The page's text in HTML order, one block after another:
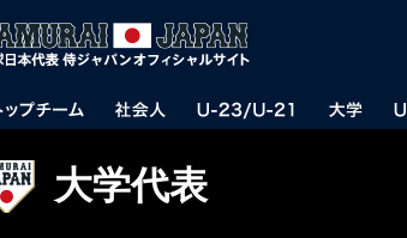
大学代表